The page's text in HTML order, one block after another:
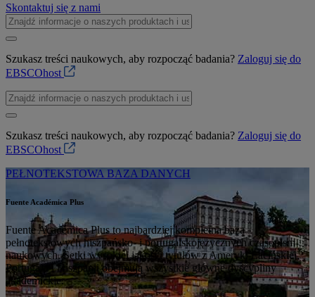
Skontaktuj się z nami
Szukasz treści naukowych, aby rozpocząć badania? Zaloguj się do
EBSCOhost
Szukasz treści naukowych, aby rozpocząć badania? Zaloguj się do
EBSCOhost
PEŁNOTEKSTOWA BAZA DANYCH
Fuente Académica Plus
Fuente Académica Plus to najbardziej kompletna baza
pełnotekstowych hiszpańsko- i portugalskojęzycznych czasopism
naukowych. Setki wysokiej jakości tytułów z Ameryki Łacińskiej,
Portugalii i Hiszpanii obejmują wszystkie główne dyscypliny
akademickie.